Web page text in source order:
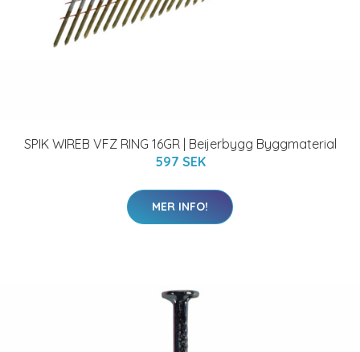
SPIK WIREB VFZ RING 16GR | Beijerbygg Byggmaterial
597 SEK
MER INFO!